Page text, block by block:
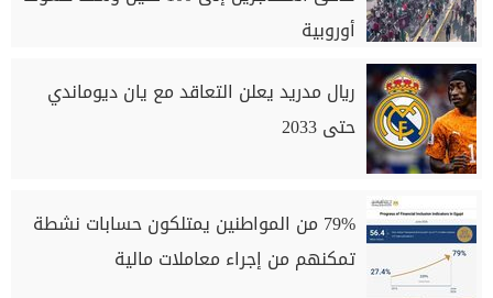
أوروبية
ريال مدريد يعلن التعاقد مع يان ديوماندي
حتى 2033
79% من المواطنين يمتلكون حسابات نشطة
تمكنهم من إجراء معاملات مالية